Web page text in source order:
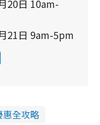
20日 10am-
21日 9am-5pm
全攻略